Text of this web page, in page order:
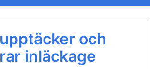
och
inläckage